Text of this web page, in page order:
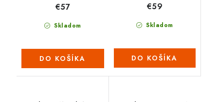
Skladom
€57
DO KOŠÍKA
Skladom
€59
DO KOŠÍKA